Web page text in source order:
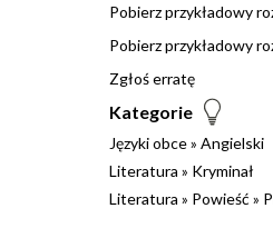
Pobierz przykładowy
Pobierz przykładowy
Zgłoś erratę
Kategorie
Języki obce» Angielski
Literatura » Kryminał
Literatura » Powieść »